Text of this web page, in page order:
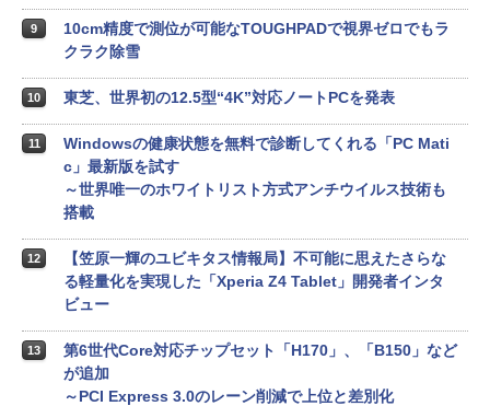
9
10cm精度で測位が可能なTOUGHPADで視界ゼロでもラ
クラク除雪
10 東芝、世界初の12.5型“4K”対応ノートPCを発表
11
Windowsの健康状態を無料で診断してくれる「PC Mati
c」最新版を試す
～世界唯一のホワイトリスト方式アンチウイルス技術も
搭載
12
【笠原一輝のユビキタス情報局】不可能に思えたさらな
る軽量化を実現した「Xperia Z4 Tablet」開発者インタ
ビュー
13
第6世代Core対応チップセット「H170」、「B150」など
が追加
～PCI Express 3.0のレーン削減で上位と差別化